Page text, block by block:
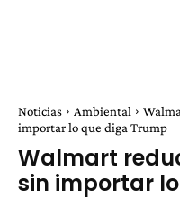
Noticias Ambiental
importar lo que diga Trump
Walmart
sin importar